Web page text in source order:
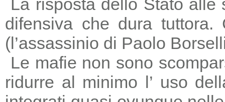
La risposta dello Stato alle
difensiva che dura
(l’assassinio di Paolo
Le mafie non sono
ridurre al minimo l’ uso